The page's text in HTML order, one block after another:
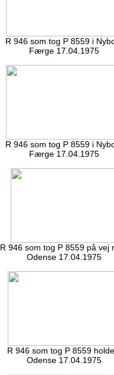
R 946 som tog P 8559 i
Færge 17.04.1975
R 946 som tog P 8559 i
Færge 17.04.1975
R 946 som tog P 8559 på vej
Odense 17.04.1975
R 946 som tog P 8559
Odense 17.04.1975